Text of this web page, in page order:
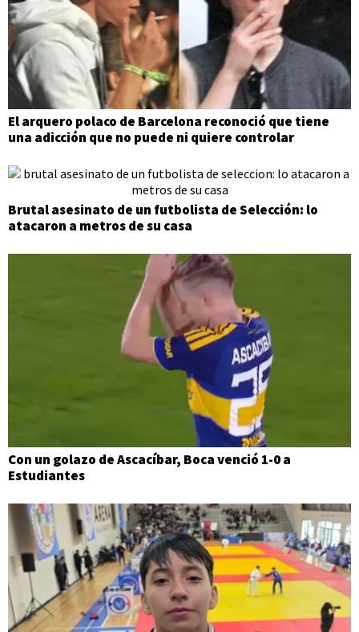
El arquero polaco de Barcelona reconoció que tiene
una adicción que no puede ni quiere controlar
Brutal asesinato de un futbolista de Selección: lo
atacaron a metros de su casa
Con un golazo de Ascacíbar, Boca venció 1-0 a
Estudiantes